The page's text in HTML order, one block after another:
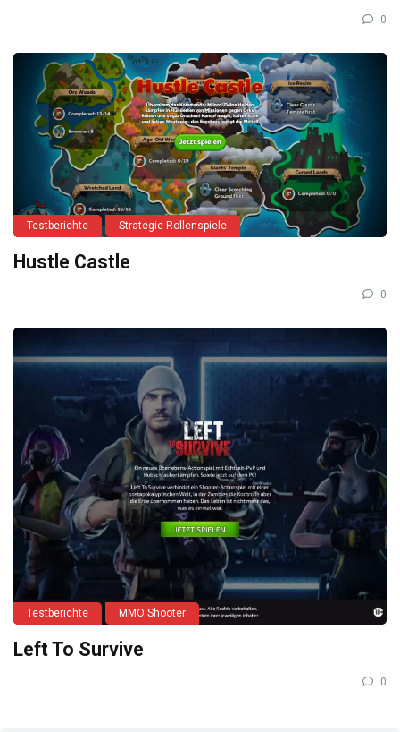
0
Testberichte Strategie Rollenspiele
Hustle Castle
0
Testberichte MMO Shooter
Left To Survive
0